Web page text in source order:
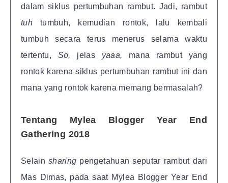
dalam siklus pertumbuhan rambut. Jadi, rambut
tuh tumbuh, kemudian rontok, lalu kembali
tumbuh secara terus menerus selama waktu
tertentu, So, jelas yaaa, mana rambut yang
rontok karena siklus pertumbuhan rambut ini dan
mana yang rontok karena memang bermasalah?
Tentang Mylea Blogger Year End
Gathering 2018
Selainsharing pengetahuan seputar rambut dari
Mas Dimas, pada saat Mylea Blogger Year End